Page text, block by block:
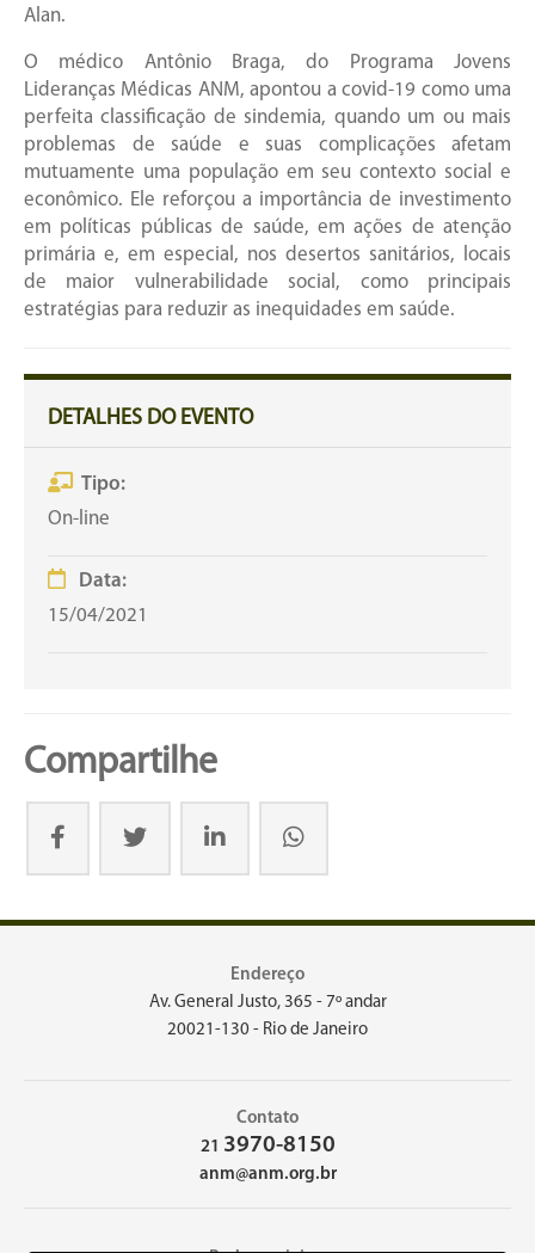
Alan.
O médico Antônio Braga, do Programa Jovens
Lideranças Médicas ANM, apontou a covid-19 como uma
perfeita classificação de sindemia, quando um ou mais
problemas de saúde e suas complicações afetam
mutuamente uma população em seu contexto social e
econômico. Ele reforçou a importância de investimento
em políticas públicas de saúde, em ações de atenção
primária e, em especial, nos desertos sanitários, locais
de maior vulnerabilidade social, como principais
estratégias para reduzir as inequidades em saúde.
DETALHES DO EVENTO
Tipo:
On-line
Data:
15/04/2021
Compartilhe
Endereço
Av. General Justo, 365 - 7º andar
20021-130 - Rio de Janeiro
Contato
21 3970-8150
anm@anm.org.br